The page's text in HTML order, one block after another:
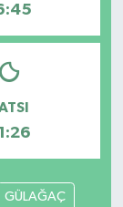
GÜLAĞAÇ